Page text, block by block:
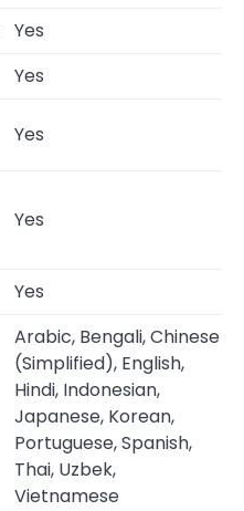
Yes
Yes
Yes
Yes
Yes
Arabic, Bengali, Chinese
(Simplified), English,
Hindi, Indonesian,
Japanese, Korean,
Portuguese, Spanish,
Thai, Uzbek,
Vietnamese